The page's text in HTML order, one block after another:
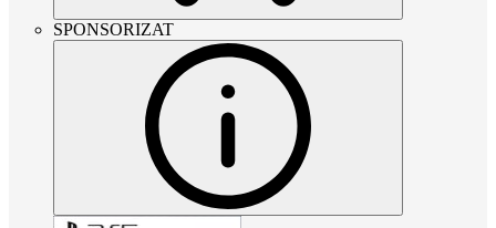
SPONSORIZAT